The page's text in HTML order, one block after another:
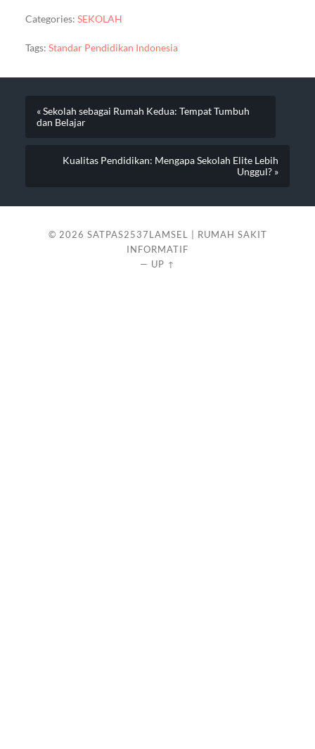
Categories: SEKOLAH
Tags: Standar Pendidikan Indonesia
« Sekolah sebagai Rumah Kedua: Tempat Tumbuh
dan Belajar
Kualitas Pendidikan: Mengapa Sekolah Elite Lebih
Unggul? »
© 2026 SATPAS2537LAMSEL | RUMAH SAKIT
INFORMATIF
— UP ↑